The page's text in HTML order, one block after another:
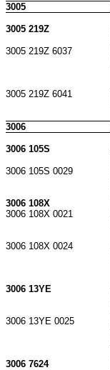
3005
3005 219Z
3005 219Z 6037
3005 219Z 6041
3006
3006 105S
3006 105S 0029
3006 108X
3006 108X 0021
3006 108X 0024
3006 13YE
3006 13YE 0025
3006 7624